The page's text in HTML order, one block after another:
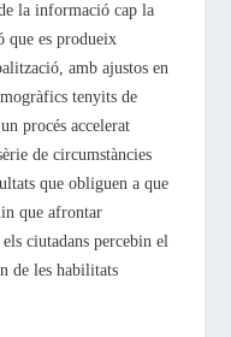
la informació cap la
que es produeix
amb ajustos en
tenyits de
procés accelerat
de circumstàncies
que obliguen a que
que afrontar
ciutadans percebin el
de les habilitats